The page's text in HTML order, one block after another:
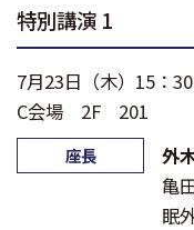
特別講演 1
7月23日（木）15：
C会場 2F 201
座長
外
亀
眠